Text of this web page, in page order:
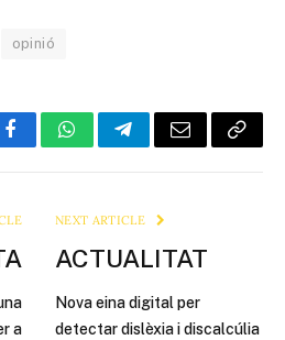
opinió
FacebookWhatsAppTelegramEmail Copy
a
NEXT ARTICLE
ACTUALITAT
Nova eina digital per
detectar dislèxia i discalcúlia